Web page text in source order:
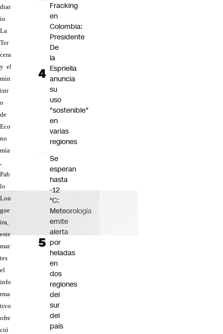
diar
io
La
Ter
cera
y el
min
istr
o
de
Eco
no
mía
Pab
lo
Lon
gue
ira,
este
mar
tes
el
info
rma
tivo
ofre
ció
Fracking
en
Colombia:
Presidente
De
la
Espriella
anuncia
su
uso
"sostenible"
en
varias
regiones
Se
esperan
hasta
-12
°C:
Meteorología
emite
alerta
por
heladas
en
dos
regiones
del
sur
del
país